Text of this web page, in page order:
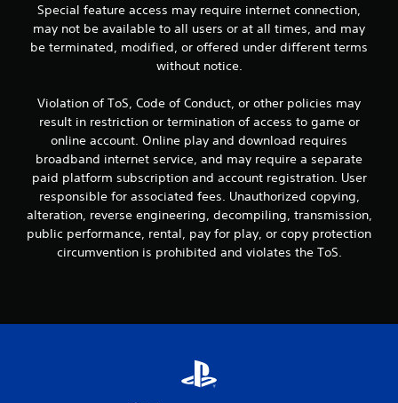
Special feature access may require internet connection,
may not be available to all users or at all times, and may
be terminated, modified, or offered under different terms
without notice.
Violation of ToS, Code of Conduct, or other policies may
result in restriction or termination of access to game or
online account. Online play and download requires
broadband internet service, and may require a separate
paid platform subscription and account registration. User
responsible for associated fees. Unauthorized copying,
alteration, reverse engineering, decompiling, transmission,
public performance, rental, pay for play, or copy protection
circumvention is prohibited and violates the ToS.